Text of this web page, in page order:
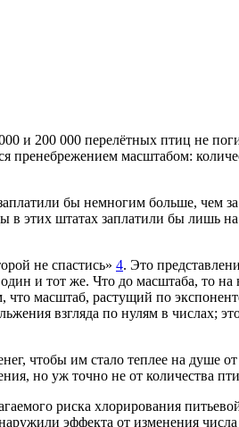
и 200 000 перелётных птиц не
пренебрежением масштабом:
бы немногим больше, чем
этих штатах заплатили бы лишь
не спастись» 4. Это
один и тот же. Что до масштаба, то
масштаб, растущий по
взгляда по нулям в числах;
чтобы им стало теплее на душе
но уж точно не от количества
риска хлорирования
эффекта от изменения